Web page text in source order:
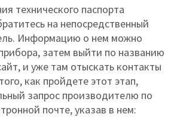
технического паспорта
на непосредственный
Информацию о нем можно
затем выйти по названию
и уже там отыскать контакты
как пройдете этот этап,
запрос производителю по
почте, указав в нем: